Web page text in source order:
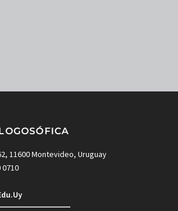
11600 Montevideo, Uruguay
0710